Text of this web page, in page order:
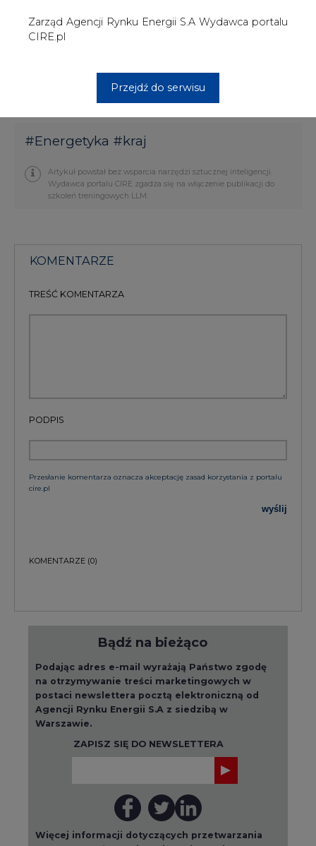
Zarząd Agencji Rynku Energii S.A Wydawca portalu
CIRE.pl
Przejdź do serwisu
Aktualnie wśród klientów ECT oprócz GZE i PEC znajdują
się m. in. drukarnia Agory (wydawca Gazety Wyborczej),
ECT produkuje ok. 800 GWh ciepła i 250 GWh energii
#Energetyka #kraj
Artykuł powstał bez wsparcia narzędzi sztucznej inteligencji.
Wydawca portalu CIRE zgadza się na włączenie publikacji do
szkoleń treningowych LLM.
KOMENTARZE
TREŚĆ KOMENTARZA
PODPIS
Przesłanie komentarza oznacza akceptację zasad korzystania z portalu
cire.pl
wyślij
KOMENTARZE (0)
Bądź na bieżąco
Podając adres e-mail wyrażają Państwo zgodę
na otrzymywanie treści marketingowych w
postaci newslettera pocztą elektroniczną od
Agencji Rynku Energii S.A z siedzibą w
Warszawie.
ZAPISZ SIĘ DO NEWSLETTERA
Więcej informacji dotyczących przetwarzania